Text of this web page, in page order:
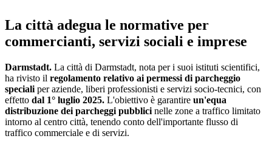
La città adegua le normative per
commercianti, servizi sociali e imprese
Darmstadt. La città di Darmstadt, nota per i suoi istituti scientifici,
ha rivisto il regolamento relativo ai permessi di parcheggio
speciali per aziende, liberi professionisti e servizi socio-tecnici, con
effetto dal 1° luglio 2025. L'obiettivo è garantire un'equa
distribuzione dei parcheggi pubblici nelle zone a traffico limitato
intorno al centro città, tenendo conto dell'importante flusso di
traffico commerciale e di servizi.